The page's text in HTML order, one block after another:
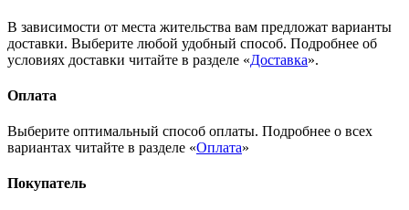
В зависимости от места жительства вам предложат варианты
доставки. Выберите любой удобный способ. Подробнее об
условиях доставки читайте в разделе «Доставка».
Оплата
Выберите оптимальный способ оплаты. Подробнее о всех
вариантах читайте в разделе «Оплата»
Покупатель